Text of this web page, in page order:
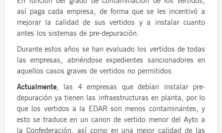
así paga cada empresa, de forma que se les incentivó a
mejorar la calidad de sus vertidos y a instalar cuanto
antes los sistemas de pre-depuración.
Durante estos años se han evaluado los vertidos de todas
las empresas, abriéndose expedientes sancionadores en
aquellos casos graves de vertidos no permitidos.
Actualmente, las 4 empresas que debían instalar pre-
depuración ya tienen las infraestructuras en planta, por lo
que los vertidos a la EDAR son menos contaminantes, y
esto se traduce en un canon de vertido menor del Ayto a
la Confederación, así como en una mejor calidad de las